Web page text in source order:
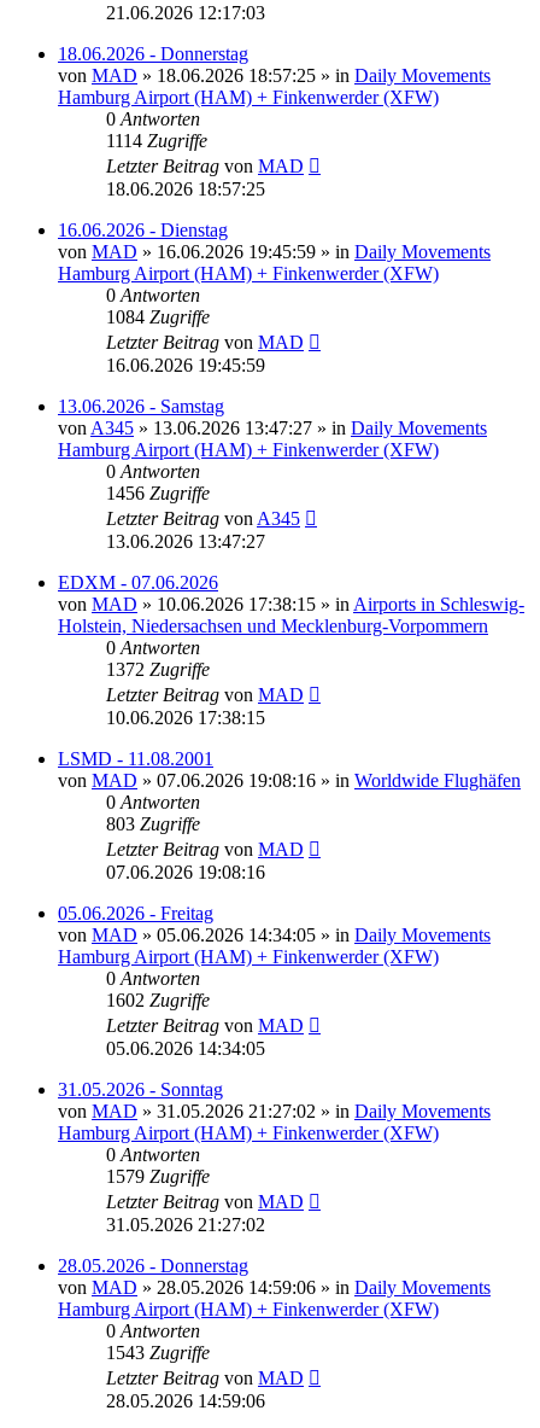
21.06.2026 12:17:03
18.06.2026 - Donnerstag
von MAD » 18.06.2026 18:57:25 » in Daily Movements
Hamburg Airport (HAM) + Finkenwerder (XFW)
0 Antworten
1114 Zugriffe
Letzter Beitrag von MAD
18.06.2026 18:57:25
16.06.2026 - Dienstag
von MAD » 16.06.2026 19:45:59 » in Daily Movements
Hamburg Airport (HAM) + Finkenwerder (XFW)
0 Antworten
1084 Zugriffe
Letzter Beitrag von MAD
16.06.2026 19:45:59
13.06.2026 - Samstag
von A345 » 13.06.2026 13:47:27 » in Daily Movements
Hamburg Airport (HAM) + Finkenwerder (XFW)
0 Antworten
1456 Zugriffe
Letzter Beitrag von A345
13.06.2026 13:47:27
EDXM - 07.06.2026
von MAD » 10.06.2026 17:38:15 » in Airports in Schleswig-
Holstein, Niedersachsen und Mecklenburg-Vorpommern
0 Antworten
1372 Zugriffe
Letzter Beitrag von MAD
10.06.2026 17:38:15
LSMD - 11.08.2001
von MAD » 07.06.2026 19:08:16 » in Worldwide Flughäfen
0 Antworten
803 Zugriffe
Letzter Beitrag von MAD
07.06.2026 19:08:16
05.06.2026 - Freitag
von MAD » 05.06.2026 14:34:05 » in Daily Movements
Hamburg Airport (HAM) + Finkenwerder (XFW)
0 Antworten
1602 Zugriffe
Letzter Beitrag von MAD
05.06.2026 14:34:05
31.05.2026 - Sonntag
von MAD » 31.05.2026 21:27:02 » in Daily Movements
Hamburg Airport (HAM) + Finkenwerder (XFW)
0 Antworten
1579 Zugriffe
Letzter Beitrag von MAD
31.05.2026 21:27:02
28.05.2026 - Donnerstag
von MAD » 28.05.2026 14:59:06 » in Daily Movements
Hamburg Airport (HAM) + Finkenwerder (XFW)
0 Antworten
1543 Zugriffe
Letzter Beitrag von MAD
28.05.2026 14:59:06